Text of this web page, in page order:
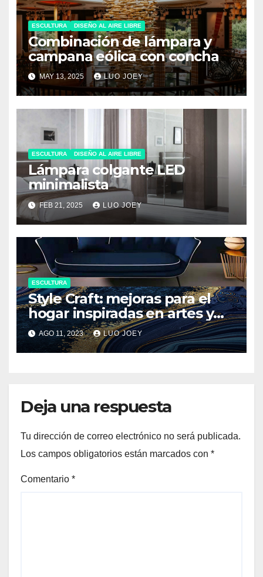
ESCULTURA DISEÑO AL AIRE LIBRE
Combinación de lámpara y
campana eólica con concha
MAY 13, 2025 LUO JOEY
ESCULTURA DISEÑO AL AIRE LIBRE
Lámpara colgante LED
minimalista
FEB 21, 2025 LUO JOEY
ESCULTURA
Style Craft: mejoras para el
hogar inspiradas en artes y
manualidades
AGO 11, 2023 LUO JOEY
Deja una respuesta
Tu dirección de correo electrónico no será publicada.
Los campos obligatorios están marcados con *
Comentario *